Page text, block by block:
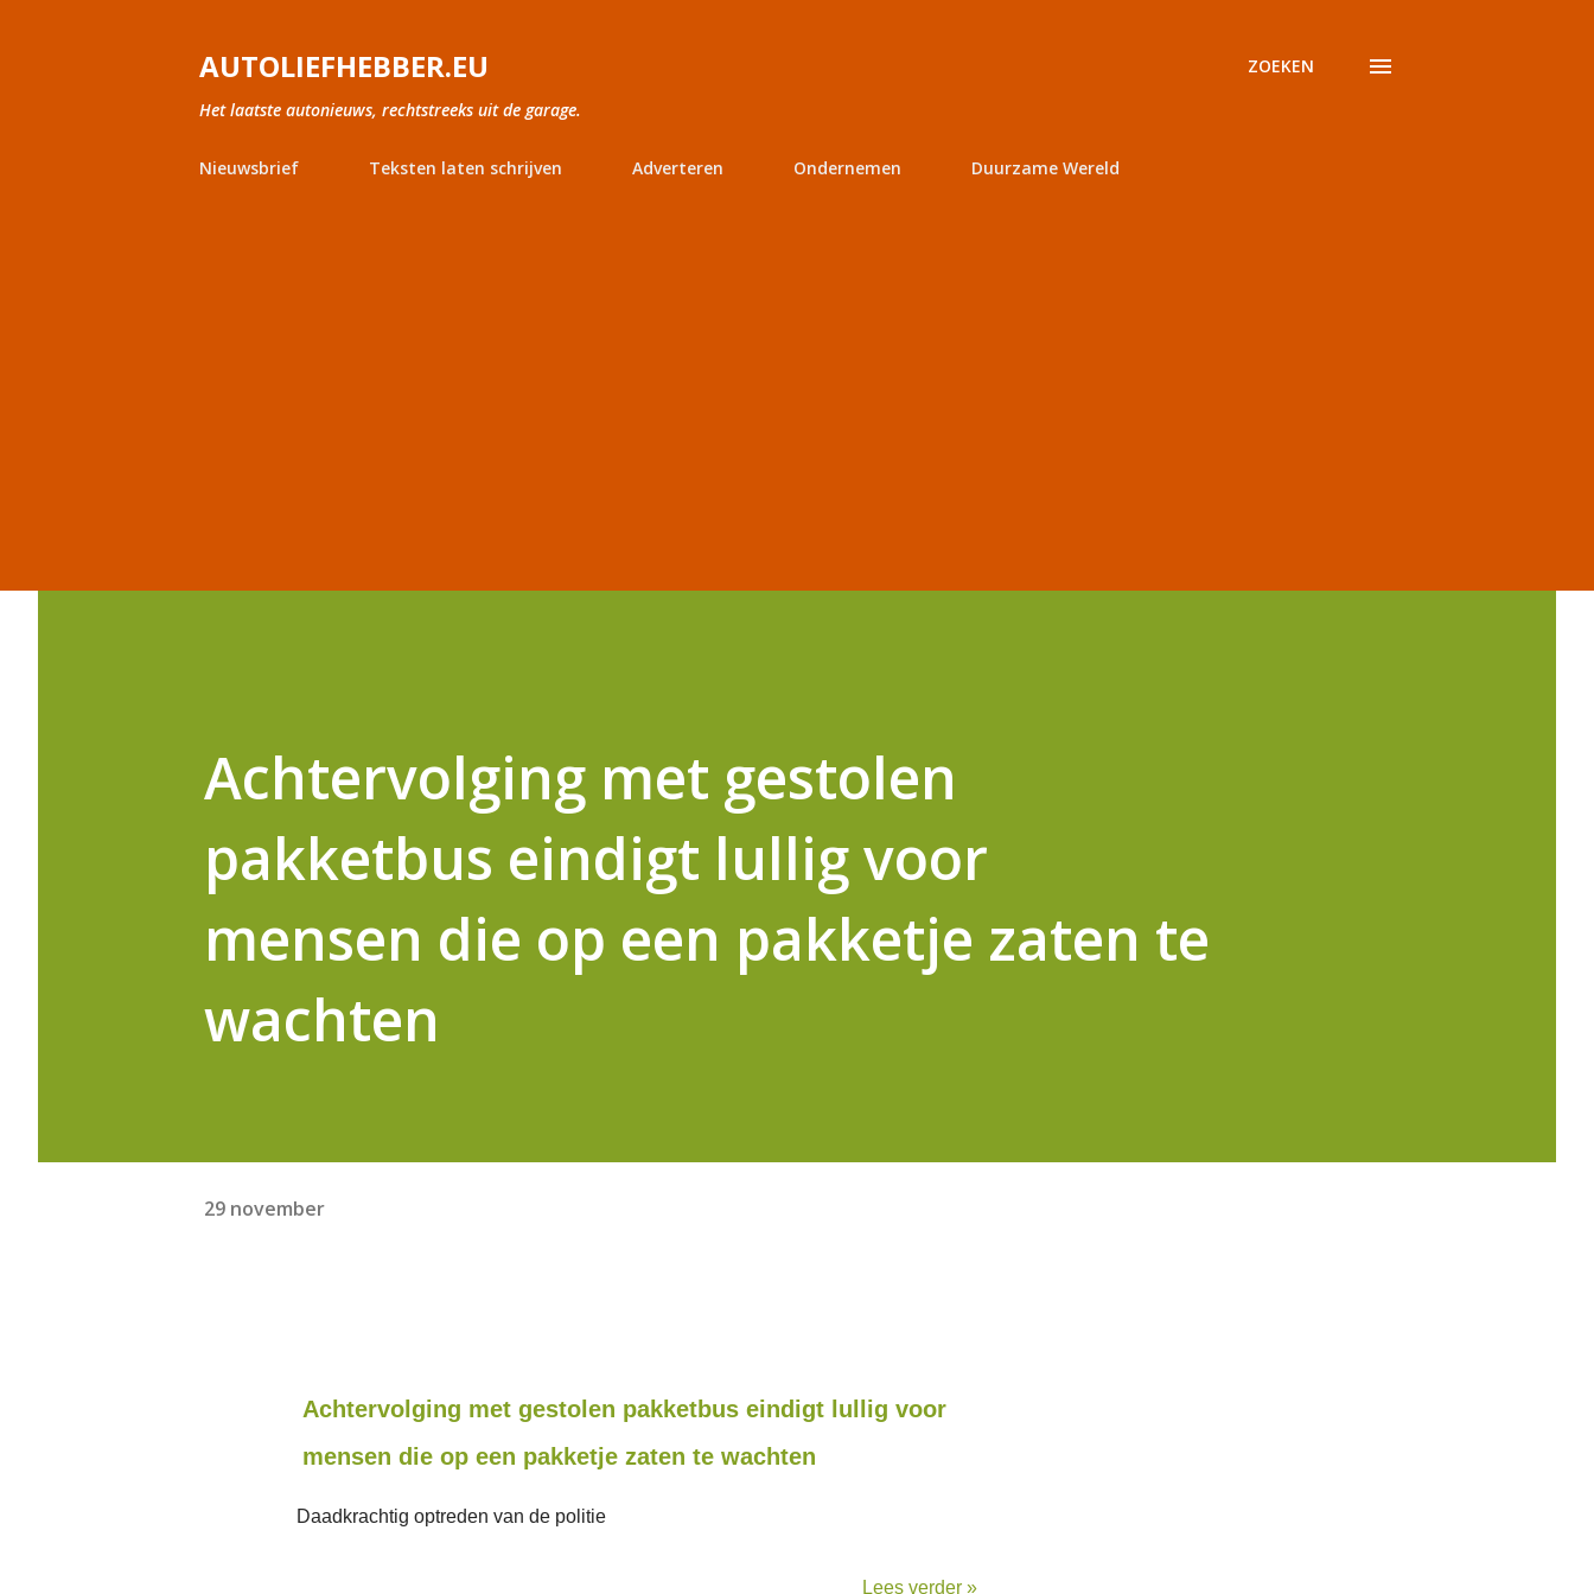
AUTOLIEFHEBBER.EU
Het laatste autonieuws, rechtstreeks uit de garage.
ZOEKEN
Nieuwsbrief Teksten laten schrijven Adverteren Ondernemen Duurzame Wereld
Achtervolging met gestolen
pakketbus eindigt lullig voor
mensen die op een pakketje zaten te
wachten
29 november
Achtervolging met gestolen pakketbus eindigt lullig voor
mensen die op een pakketje zaten te wachten
Daadkrachtig optreden van de politie
Lees verder »